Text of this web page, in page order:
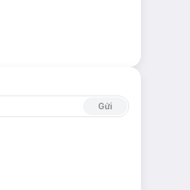
cấu tạo dải gel bôi trơn ở
Gửi